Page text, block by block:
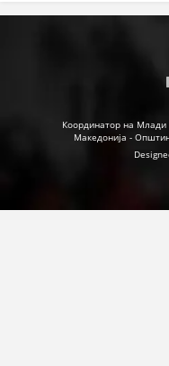
Координатор на Млади
Македонија -